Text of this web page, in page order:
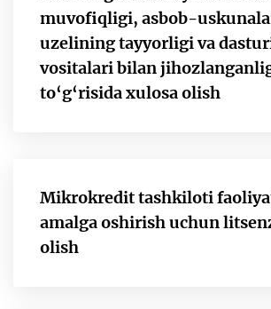
muvofiqligi, asbob-
uzelining tayyorligi va
vositalari bilan
to‘g‘risida xulosa olish
Mikrokredit tashkiloti
amalga oshirish uchun
olish